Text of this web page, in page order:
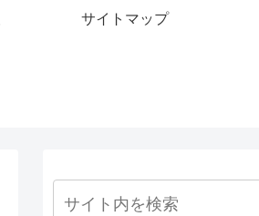
サイトマップ